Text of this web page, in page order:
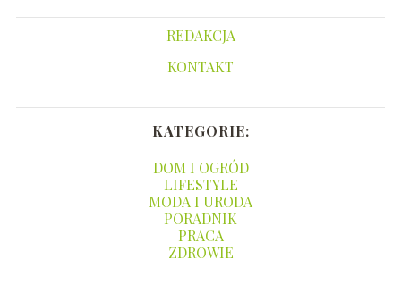
REDAKCJA
KONTAKT
KATEGORIE:
DOM I OGRÓD
LIFESTYLE
MODA I URODA
PORADNIK
PRACA
ZDROWIE